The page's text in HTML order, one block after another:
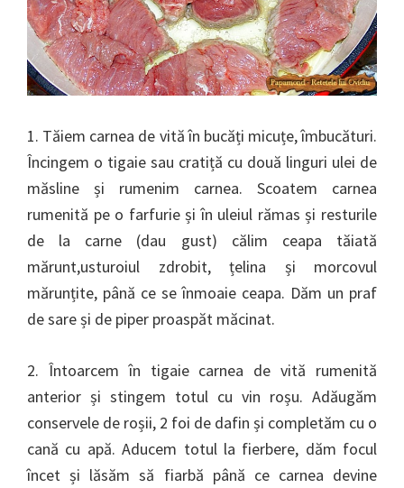
1. Tăiem carnea de vită în bucăți micuțe, îmbucături.
Încingem o tigaie sau cratiță cu două linguri ulei de
măsline și rumenim carnea. Scoatem carnea
rumenită pe o farfurie și în uleiul rămas și resturile
de la carne (dau gust) călim ceapa tăiată
mărunt,usturoiul zdrobit, țelina și morcovul
mărunțite, până ce se înmoaie ceapa. Dăm un praf
de sare și de piper proaspăt măcinat.
2. Întoarcem în tigaie carnea de vită rumenită
anterior și stingem totul cu vin roșu. Adăugăm
conservele de roșii, 2 foi de dafin și completăm cu o
cană cu apă. Aducem totul la fierbere, dăm focul
încet și lăsăm să fiarbă până ce carnea devine